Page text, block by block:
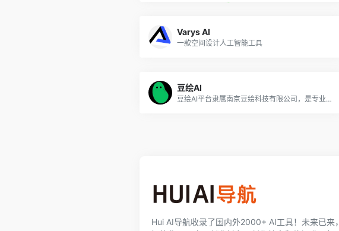
Varys AI
一款空间设计人工智能工具
豆绘AI
豆绘AI平台隶属南京豆绘科技有限公司，是专业服务建筑室内园林景观从业者的空间设计AI平台，平台有AI绘图、AI设计助手、AI全景合成等功能并持续迭代，致力于长期通过技术推动行业...
Hui AI导航收录了国内外2000+ AI工具！未来已来，